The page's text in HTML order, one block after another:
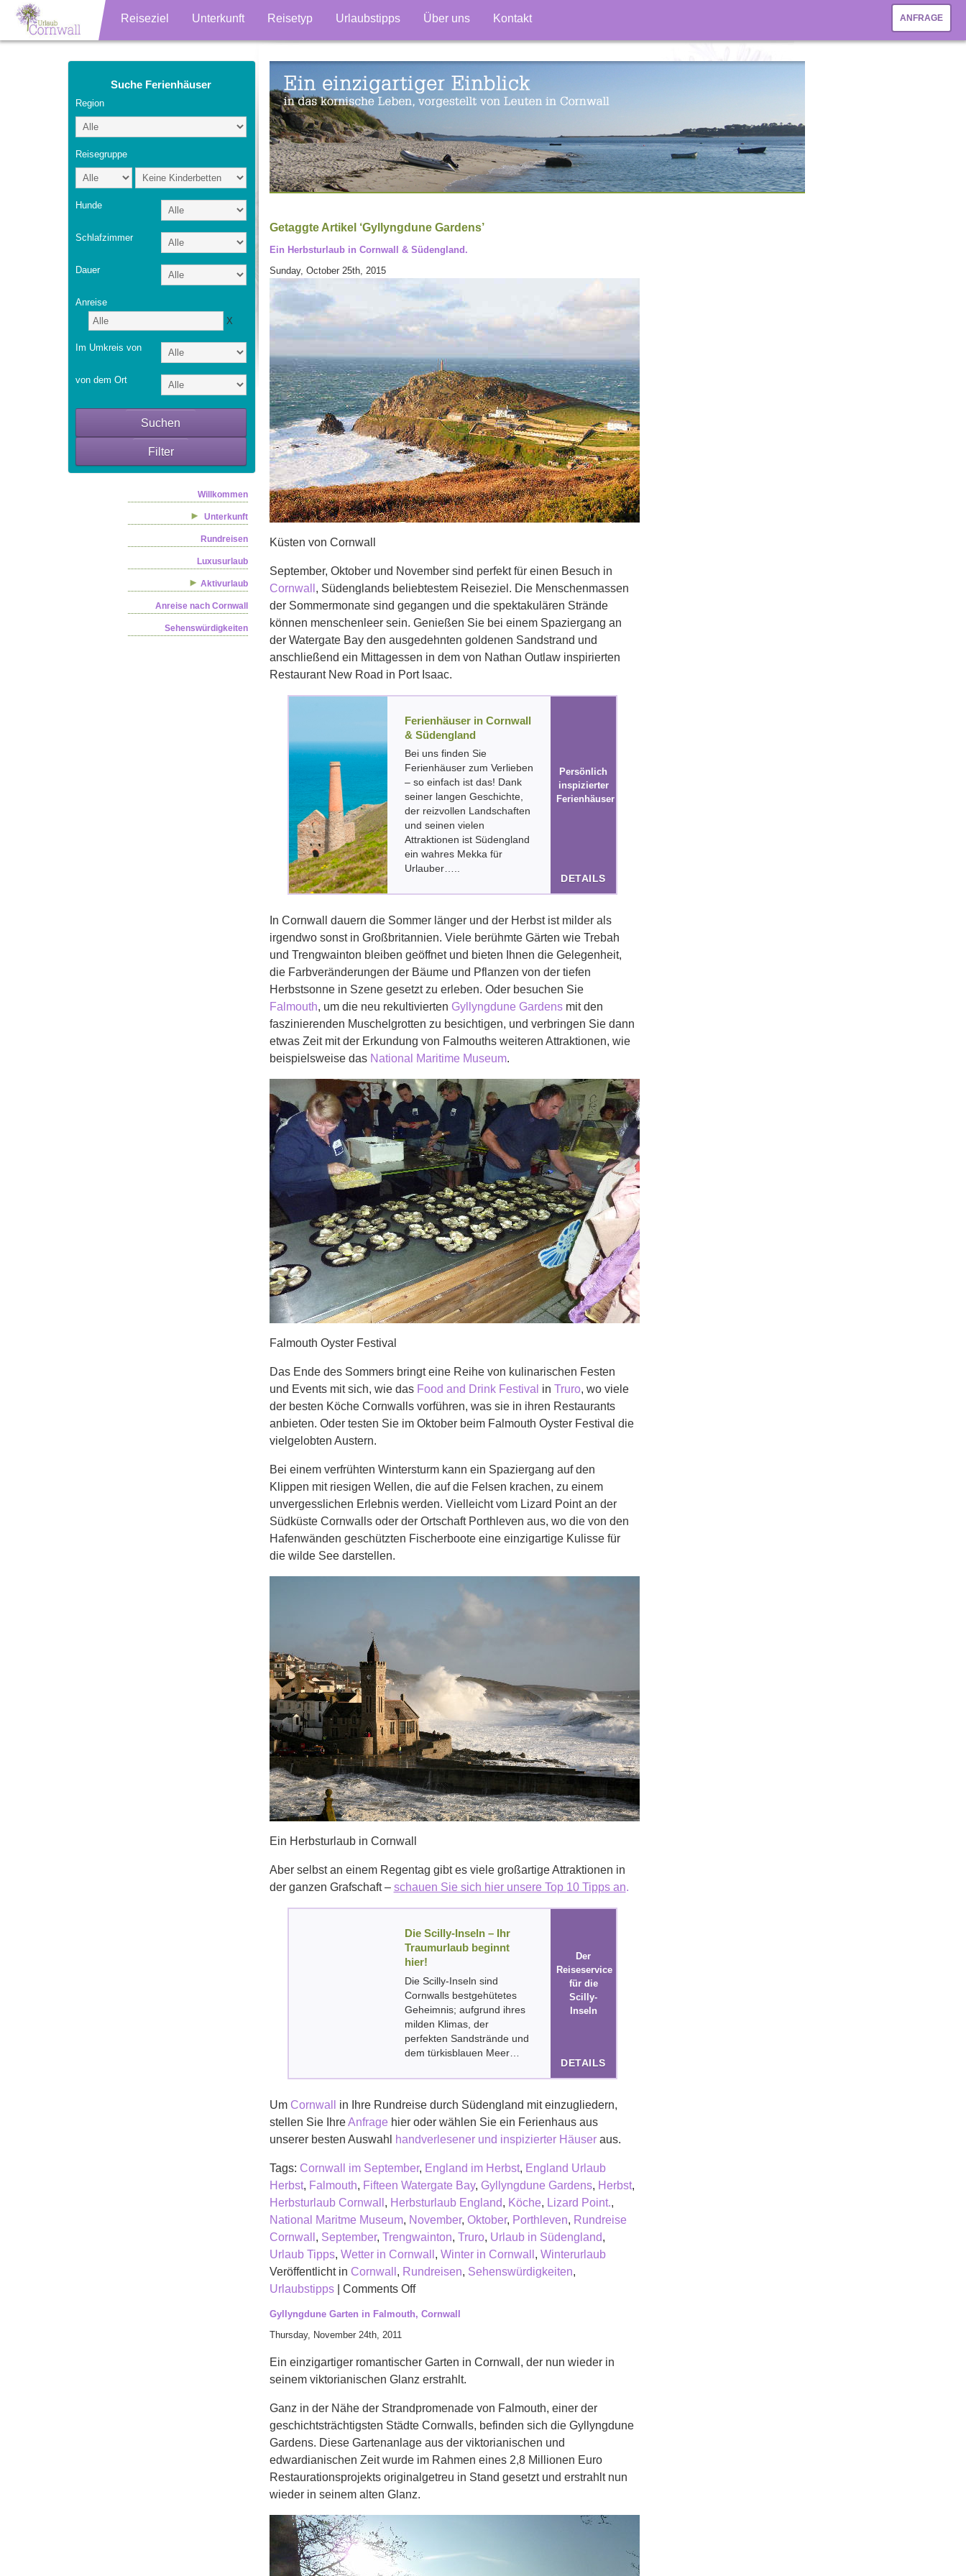
ANFRAGE
Reiseziel Unterkunft Reisetyp Urlaubstipps Über uns Kontakt
Suche Ferienhäuser
Region
Reisegruppe
Hunde
Schlafzimmer
Dauer
Anreise
X
Im Umkreis von
von dem Ort
Suchen
Filter
Willkommen
Unterkunft
Rundreisen
Luxusurlaub
Aktivurlaub
Anreise nach Cornwall
Sehenswürdigkeiten
Getaggte Artikel ‘Gyllyngdune Gardens’
Ein Herbsturlaub in Cornwall & Südengland.
Sunday, October 25th, 2015
Küsten von Cornwall
September, Oktober und November sind perfekt für einen Besuch in
Cornwall , Südenglands beliebtestem Reiseziel. Die Menschenmassen
der Sommermonate sind gegangen und die spektakulären Strände
können menschenleer sein. Genießen Sie bei einem Spaziergang an
der Watergate Bay den ausgedehnten goldenen Sandstrand und
anschließend ein Mittagessen in dem von Nathan Outlaw inspirierten
Restaurant New Road in Port Isaac.
Ferienhäuser in Cornwall
& Südengland
Bei uns finden Sie
Ferienhäuser zum Verlieben
– so einfach ist das! Dank
seiner langen Geschichte,
der reizvollen Landschaften
und seinen vielen
Attraktionen ist Südengland
ein wahres Mekka für
Urlauber…..
Persönlich
inspizierter
Ferienhäuser
DETAILS
In Cornwall dauern die Sommer länger und der Herbst ist milder als
irgendwo sonst in Großbritannien. Viele berühmte Gärten wie Trebah
und Trengwainton bleiben geöffnet und bieten Ihnen die Gelegenheit,
die Farbveränderungen der Bäume und Pflanzen von der tiefen
Herbstsonne in Szene gesetzt zu erleben. Oder besuchen Sie
Falmouth, um die neu rekultivierten Gyllyngdune Gardensmit den
faszinierenden Muschelgrotten zu besichtigen, und verbringen Sie dann
etwas Zeit mit der Erkundung von Falmouths weiteren Attraktionen, wie
beispielsweise das National Maritime Museum.
Falmouth Oyster Festival
Das Ende des Sommers bringt eine Reihe von kulinarischen Festen
und Events mit sich, wie das Food and Drink Festival in Truro, wo viele
der besten Köche Cornwalls vorführen, was sie in ihren Restaurants
anbieten. Oder testen Sie im Oktober beim Falmouth Oyster Festival die
vielgelobten Austern.
Bei einem verfrühten Wintersturm kann ein Spaziergang auf den
Klippen mit riesigen Wellen, die auf die Felsen krachen, zu einem
unvergesslichen Erlebnis werden. Vielleicht vom Lizard Point an der
Südküste Cornwalls oder der Ortschaft Porthleven aus, wo die von den
Hafenwänden geschützten Fischerboote eine einzigartige Kulisse für
die wilde See darstellen.
Ein Herbsturlaub in Cornwall
Aber selbst an einem Regentag gibt es viele großartige Attraktionen in
der ganzen Grafschaft – schauen Sie sich hier unsere Top 10 Tipps an.
Die Scilly-Inseln – Ihr
Traumurlaub beginnt
hier!
Die Scilly-Inseln sind
Cornwalls bestgehütetes
Geheimnis; aufgrund ihres
milden Klimas, der
perfekten Sandstrände und
dem türkisblauen Meer…
Der
Reiseservice
für die
Scilly-
Inseln
DETAILS
Um Cornwall
in Ihre Rundreise durch Südengland mit einzugliedern,
stellen Sie IhreAnfragehier oder wählen Sie ein Ferienhaus aus
unserer besten Auswahl
handverlesener und inspizierter Häuseraus.
Tags: Cornwall im September, England im Herbst, England Urlaub
Herbst, Falmouth, Fifteen Watergate Bay, Gyllyngdune Gardens, Herbst,
Herbsturlaub Cornwall , Herbsturlaub England, Köche, Lizard Point.,
National Maritme Museum, November, Oktober, Porthleven, Rundreise
Cornwall , September, Trengwainton, Truro, Urlaub in Südengland,
Urlaub Tipps, Wetter in Cornwall , Winter in Cornwall , Winterurlaub
Veröffentlicht in Cornwall , Rundreisen, Sehenswürdigkeiten,
Urlaubstipps| Comments Offon
Herbsturlaub
Cornwall
&
Gyllyngdune Garten in Falmouth, Cornwall
Thursday, November 24th, 2011
Ein einzigartiger romantischer Garten in Cornwall, der nun wieder in
seinem viktorianischen Glanz erstrahlt.
Ganz in der Nähe der Strandpromenade von Falmouth, einer der
geschichtsträchtigsten Städte Cornwalls, befinden sich die Gyllyngdune
Gardens. Diese Gartenanlage aus der viktorianischen und
edwardianischen Zeit wurde im Rahmen eines 2,8 Millionen Euro
Restaurationsprojekts originalgetreu in Stand gesetzt und erstrahlt nun
wieder in seinem alten Glanz.